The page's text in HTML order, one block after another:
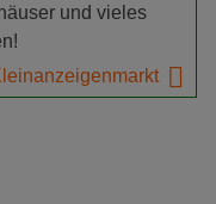
und vieles